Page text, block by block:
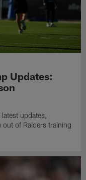
Updates:
updates,
of Raiders training